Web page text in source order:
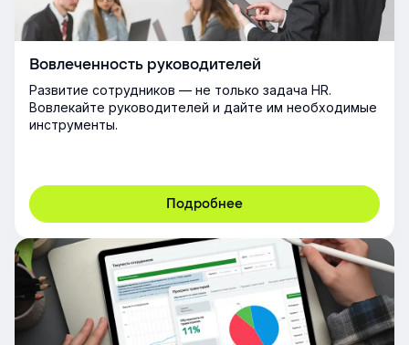
Вовлеченность руководителей
Развитие сотрудников — не только задача HR.
Вовлекайте руководителей и дайте им необходимые
инструменты.
Подробнее